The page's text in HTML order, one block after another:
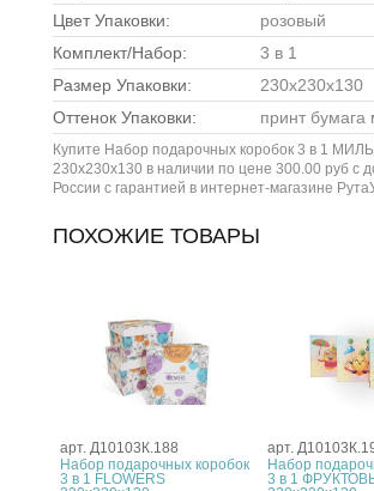
Цвет Упаковки:
розовый
Комплект/Набор:
3 в 1
Размер Упаковки:
230x230x130
Оттенок Упаковки:
принт бумага
Купите Набор подарочных коробок 3 в 1
230x230x130 в наличии по цене 300.00 руб с
России с гарантией в интернет-магазине
ПОХОЖИЕ ТОВАРЫ
арт. Д10103К.188
Набор подарочных коробок
3 в 1 FLOWERS
арт.
Набор
3 в 1